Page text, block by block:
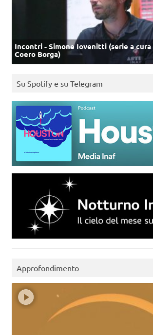
Incontri - Simone Iovenitti (serie a cura
Coero Borga)
Su Spotify e su Telegram
Approfondimento